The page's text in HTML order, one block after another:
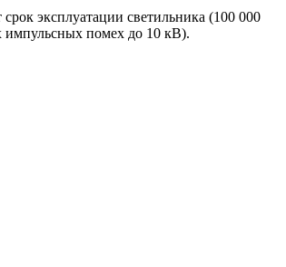
эксплуатации светильника (100 000
импульсных помех до 10 кВ).